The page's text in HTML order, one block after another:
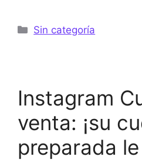
Categorías
Sin categoría
Instagram
venta: ¡su
preparada